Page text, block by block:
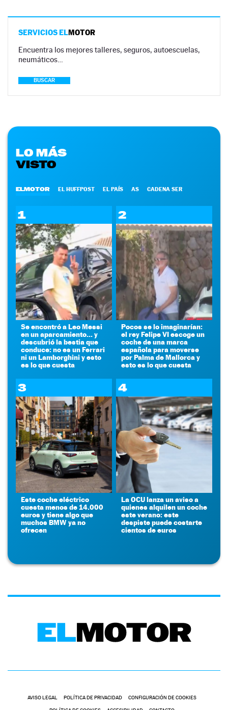
SERVICIOS ELMOTOR
Encuentra los mejores talleres, seguros, autoescuelas,
neumáticos…
BUSCAR
LO MÁS
VISTO
ELMOTOR EL HUFFPOST EL PAÍS AS CADENA SER
1
Se encontró a Leo Messi
en un aparcamiento... y
descubrió la bestia que
conduce: no es un Ferrari
ni un Lamborghini y esto
es lo que cuesta
2
Pocos se lo imaginarían:
el rey Felipe VI escoge un
coche de una marca
española para moverse
por Palma de Mallorca y
esto es lo que cuesta
3
Este coche eléctrico
cuesta menos de 14.000
euros y tiene algo que
muchos BMW ya no
ofrecen
4
La OCU lanza un aviso a
quienes alquilen un coche
este verano: este
despiste puede costarte
cientos de euros
AVISO LEGAL POLÍTICA DE PRIVACIDAD CONFIGURACIÓN DE COOKIES